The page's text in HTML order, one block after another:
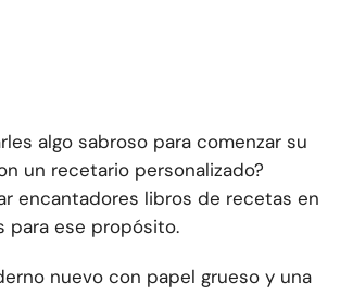
algo sabroso para comenzar su
un recetario personalizado?
encantadores libros de recetas en
para ese propósito.
nuevo con papel grueso y una